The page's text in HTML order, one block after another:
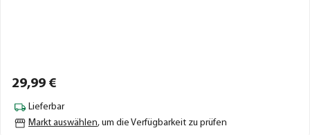
29,99 €
Lieferbar
Markt auswählen, um die Verfügbarkeit zu prüfen